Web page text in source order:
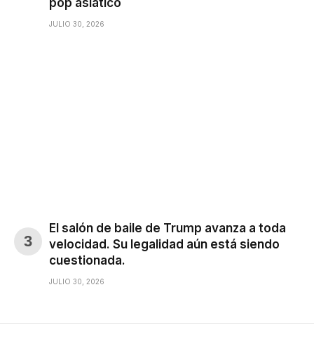
JULIO 30, 2026
El salón de baile de Trump avanza a toda
velocidad. Su legalidad aún está siendo
cuestionada.
JULIO 30, 2026